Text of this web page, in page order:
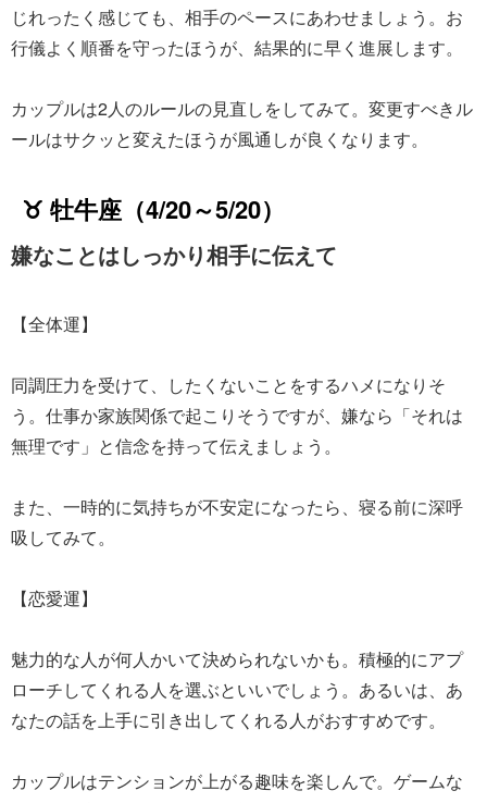
じれったく感じても、相手のペースにあわせましょう。お
行儀よく順番を守ったほうが、結果的に早く進展します。
カップルは2人のルールの見直しをしてみて。変更すべきル
ールはサクッと変えたほうが風通しが良くなります。
♉ 牡牛座（4/20～5/20）
嫌なことはしっかり相手に伝えて
【全体運】
同調圧力を受けて、したくないことをするハメになりそ
う。仕事か家族関係で起こりそうですが、嫌なら「それは
無理です」と信念を持って伝えましょう。
また、一時的に気持ちが不安定になったら、寝る前に深呼
吸してみて。
【恋愛運】
魅力的な人が何人かいて決められないかも。積極的にアプ
ローチしてくれる人を選ぶといいでしょう。あるいは、あ
なたの話を上手に引き出してくれる人がおすすめです。
カップルはテンションが上がる趣味を楽しんで。ゲームな